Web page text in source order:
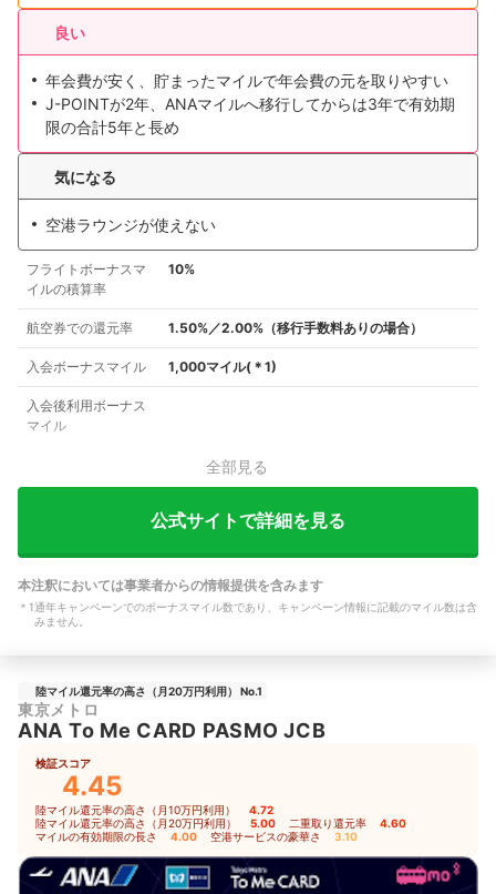
良い
年会費が安く、貯まったマイルで年会費の元を取りやすい
J-POINTが2年、ANAマイルへ移行してからは3年で有効期
限の合計5年と長め
気になる
空港ラウンジが使えない
フライトボーナスマ
イルの積算率
10%
航空券での還元率 1.50%／2.00%（移行手数料ありの場合）
入会ボーナスマイル 1,000マイル(＊ 1)
入会後利用ボーナス
マイル
全部見る
公式サイトで詳細を見る
本注釈においては事業者からの情報提供を含みます
＊ 1通年キャンペーンでのボーナスマイル数であり、キャンペーン情報に記載のマイル数は含
みません。
陸マイル還元率の高さ（月20万円利用） No.1
東京メトロ
ANA To Me CARD PASMO JCB
検証スコア
4.45
陸マイル還元率の高さ（月10万円利用） 4.72
陸マイル還元率の高さ（月20万円利用） 5.00 二重取り還元率 4.60
マイルの有効期限の長さ 4.00 空港サービスの豪華さ 3.10